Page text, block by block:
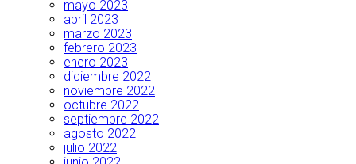
mayo 2023
abril 2023
marzo 2023
febrero 2023
enero 2023
diciembre 2022
noviembre 2022
octubre 2022
septiembre 2022
agosto 2022
julio 2022